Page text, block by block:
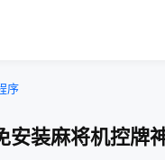
序
安装麻将机控牌